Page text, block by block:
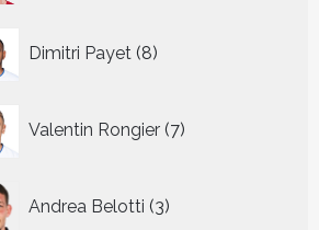
Dimitri Payet 8
producten
Valentin Rongier 7
producten
Andrea Belotti 3
producten